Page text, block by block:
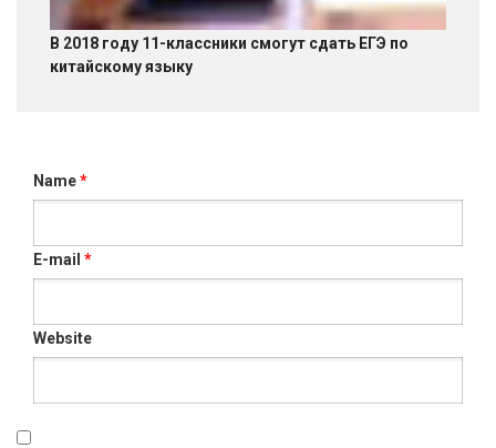
В 2018 году 11-классники смогут сдать ЕГЭ по
китайскому языку
Name*
E-mail *
Website